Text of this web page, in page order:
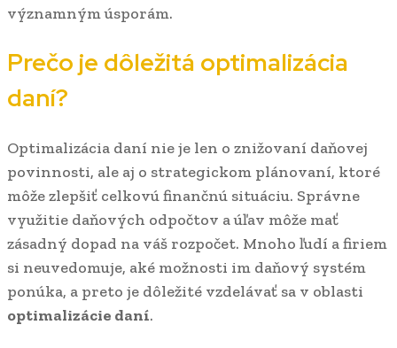
významným úsporám.
Prečo je dôležitá optimalizácia
daní?
Optimalizácia daní nie je len o znižovaní daňovej
povinnosti, ale aj o strategickom plánovaní, ktoré
môže zlepšiť celkovú finančnú situáciu. Správne
využitie daňových odpočtov a úľav môže mať
zásadný dopad na váš rozpočet. Mnoho ľudí a firiem
si neuvedomuje, aké možnosti im daňový systém
ponúka, a preto je dôležité vzdelávať sa v oblasti
optimalizácie daní.